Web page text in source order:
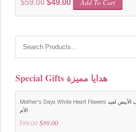
$59.00 $49.00
price
Add To Cart
Special Gifts هدايا مميزة
Mother's Days White Heart Flowers باقة زهور القلب الأبيض لعيد
الأم
$99.00 Original
$89.00Current